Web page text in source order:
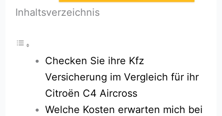
Inhaltsverzeichnis
Checken Sie ihre Kfz
Versicherung im Vergleich für ihr
Citroën C4 Aircross
Welche Kosten erwarten mich bei